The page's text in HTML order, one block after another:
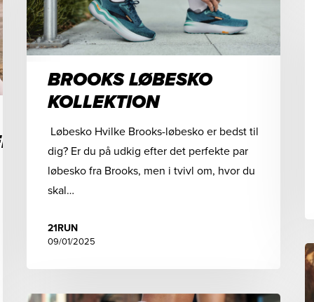
BROOKS LØBESKO
KOLLEKTION
Løbesko Hvilke Brooks-løbesko er bedst til
dig? Er du på udkig efter det perfekte par
løbesko fra Brooks, men i tvivl om, hvor du
skal…
21RUN
09/01/2025